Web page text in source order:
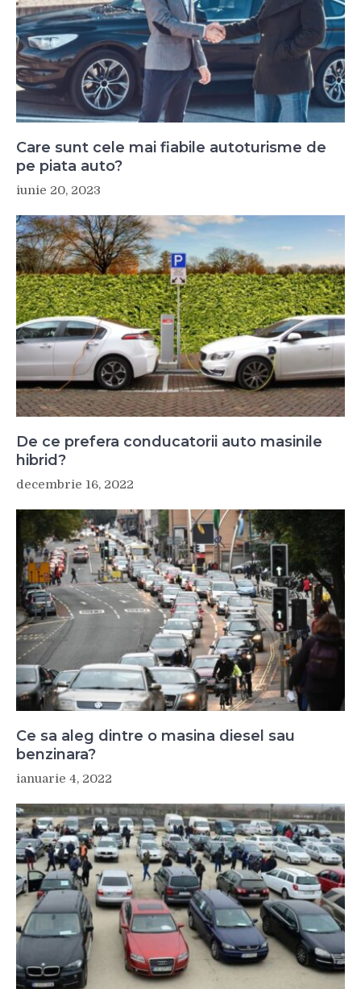
Care sunt cele mai fiabile autoturisme de
pe piata auto?
iunie 20, 2023
De ce prefera conducatorii auto masinile
hibrid?
decembrie 16, 2022
Ce sa aleg dintre o masina diesel sau
benzinara?
ianuarie 4, 2022